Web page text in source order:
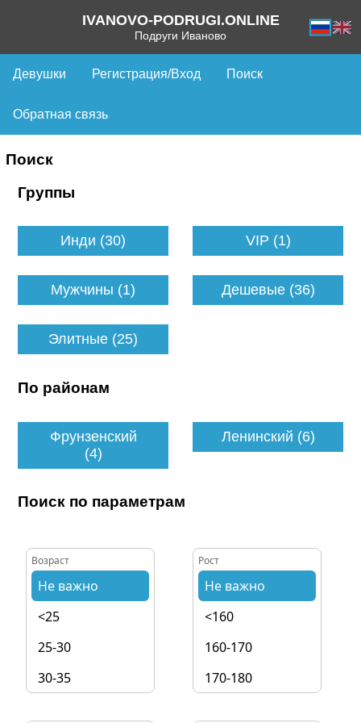
IVANOVO-PODRUGI.ONLINE
Подруги Иваново
Девушки Регистрация/Вход Поиск
Обратная связь
Поиск
Группы
Инди (30) VIP (1)
Мужчины (1) Дешевые (36)
Элитные (25)
По районам
Фрунзенский
(4)
Ленинский (6)
Поиск по параметрам
Возраст
Не важно
<25
25-30
30-35
Рост
Не важно
<160
160-170
170-180